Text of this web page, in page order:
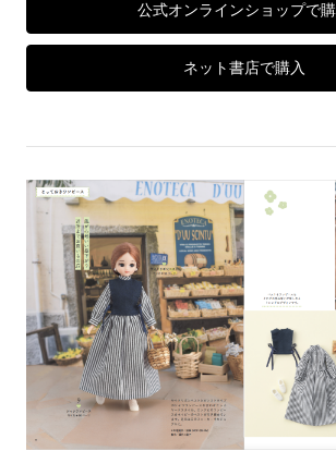
公式オンラインショップで購
ネット書店で購入